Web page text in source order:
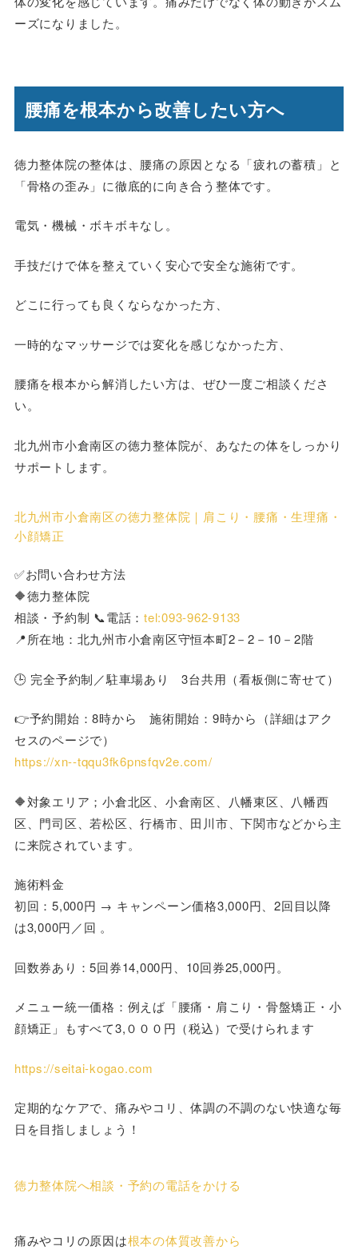
ーズになりました。
腰痛を根本から改善したい方へ
徳力整体院の整体は、腰痛の原因となる「疲れの蓄積」と
「骨格の歪み」に徹底的に向き合う整体です。
電気・機械・ボキボキなし。
手技だけで体を整えていく安心で安全な施術です。
どこに行っても良くならなかった方、
一時的なマッサージでは変化を感じなかった方、
腰痛を根本から解消したい方は、ぜひ一度ご相談くださ
い。
北九州市小倉南区の徳力整体院が、あなたの体をしっかり
サポートします。
北九州市小倉南区の徳力整体院｜肩こり・腰痛・生理痛・
小顔矯正
✅お問い合わせ方法
🔶徳力整体院
相談・予約制 📞電話：tel:093-962-9133
📍所在地：北九州市小倉南区守恒本町2－2－10－2階
🕒 完全予約制／駐車場あり 3台共用（看板側に寄せて）
👉予約開始：8時から 施術開始：9時から（詳細はアク
セスのページで）
https://xn--tqqu3fk6pnsfqv2e.com/
🔶対象エリア；小倉北区、小倉南区、八幡東区、八幡西
区、門司区、若松区、行橋市、田川市、下関市などから主
に来院されています。
施術料金
初回：5,000円 → キャンペーン価格3,000円、2回目以降
は3,000円／回 。
回数券あり：5回券14,000円、10回券25,000円。
メニュー統一価格：例えば「腰痛・肩こり・骨盤矯正・小
顔矯正」もすべて3,０００円（税込）で受けられます
https://seitai-kogao.com
定期的なケアで、痛みやコリ、体調の不調のない快適な毎
日を目指しましょう！
徳力整体院へ相談・予約の電話をかける
痛みやコリの原因は根本の体質改善から